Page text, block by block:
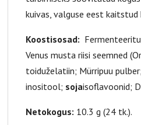
kuivas, valguse eest kaitstud
Koostisosad:
Venus musta riisi seemned
toiduželatiin; Mürripuu pulber;
inositool; sojaisoflavoonid;
Netokogus: 10.3 g (24 tk.).